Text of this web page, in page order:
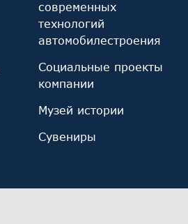
современных
технологий
автомобилестроения
Социальные проекты
компании
Музей истории
Сувениры